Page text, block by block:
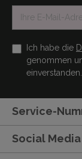
Ich habe die
genommen
einverstanden.
Service-
Social Media